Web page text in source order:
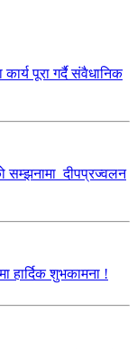
पूरा गर्दै संवैधानिक
सम्झनामा दीपप्रज्वलन
हार्दिक शुभकामना !